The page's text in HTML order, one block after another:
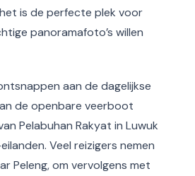
is de perfecte plek voor
panoramafoto’s willen
aan de dagelijkse
de openbare veerboot
Pelabuhan Rakyat in Luwuk
Veel reizigers nemen
Peleng, om vervolgens met